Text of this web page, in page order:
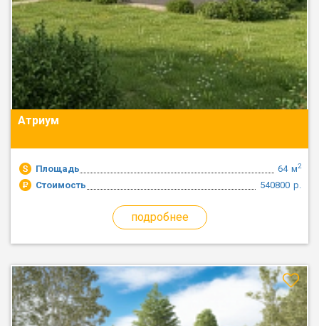
Атриум
Площадь м2
64
Стоимость
р.
540800
подробнее